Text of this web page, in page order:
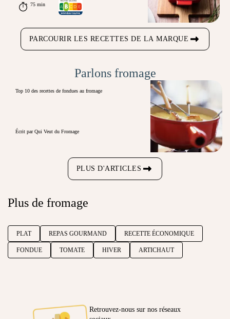
75 min
PARCOURIR LES RECETTES DE LA MARQUE
Parlons fromage
Top 10 des recettes de fondues au fromage
Écrit par Qui Veut du Fromage
PLUS D'ARTICLES
Plus de fromage
PLAT REPAS GOURMAND RECETTE ÉCONOMIQUE
FONDUE TOMATE HIVER ARTICHAUT
Retrouvez-nous sur nos réseaux